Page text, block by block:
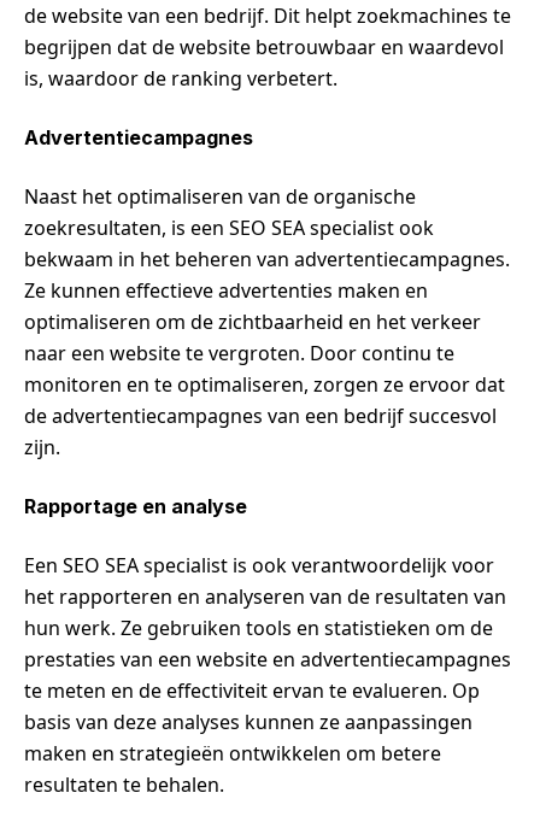
de website van een bedrijf. Dit helpt zoekmachines te
begrijpen dat de website betrouwbaar en waardevol
is, waardoor de ranking verbetert.
Advertentiecampagnes
Naast het optimaliseren van de organische
zoekresultaten, is een SEO SEA specialist ook
bekwaam in het beheren van advertentiecampagnes.
Ze kunnen effectieve advertenties maken en
optimaliseren om de zichtbaarheid en het verkeer
naar een website te vergroten. Door continu te
monitoren en te optimaliseren, zorgen ze ervoor dat
de advertentiecampagnes van een bedrijf succesvol
zijn.
Rapportage en analyse
Een SEO SEA specialist is ook verantwoordelijk voor
het rapporteren en analyseren van de resultaten van
hun werk. Ze gebruiken tools en statistieken om de
prestaties van een website en advertentiecampagnes
te meten en de effectiviteit ervan te evalueren. Op
basis van deze analyses kunnen ze aanpassingen
maken en strategieën ontwikkelen om betere
resultaten te behalen.